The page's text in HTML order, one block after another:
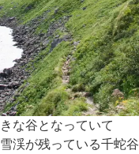
な谷となっていて
渓が残っている千蛇谷